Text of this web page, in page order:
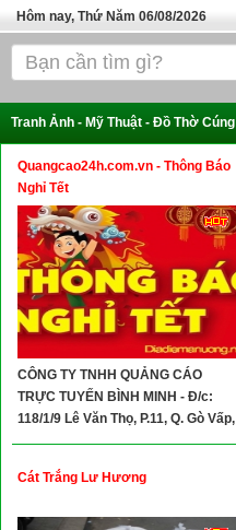
Hôm nay, Thứ Năm 06/08/2026
Trang chủ
Ô Tô Xe Máy
Đồ Dùng Nội Ngoại Thất
Điện Tử Điện Máy
Làm Đẹp
Thời Trang
Việc Làm
Dịch Vụ
Tranh Ảnh - Mỹ Thuật - Đồ Thờ Cúng
Quangcao24h.com.vn - Thông Báo
Nghỉ Tết
CÔNG TY TNHH QUẢNG CÁO
TRỰC TUYẾN BÌNH MINH - Đ/c:
118/1/9 Lê Văn Thọ, P.11, Q. Gò Vấp,
TP.HCM
Cát Trắng Lư Hương